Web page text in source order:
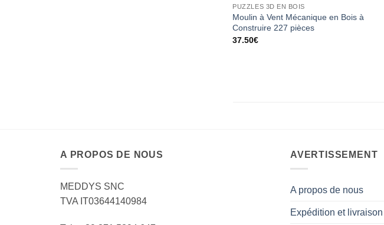
PUZZLES 3D EN BOIS
Moulin à Vent Mécanique en Bois à
Construire 227 pièces
37.50€
A PROPOS DE NOUS
MEDDYS SNC
TVA IT03644140984
AVERTISSEMENT
A propos de nous
Expédition et livraison